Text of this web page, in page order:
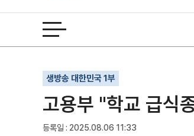
전체메뉴 열기
생방송 대한민국 1부
고용부 "학교 급식
등록일 : 2025.08.06 11:33
기사인쇄
글자확대
글자축소